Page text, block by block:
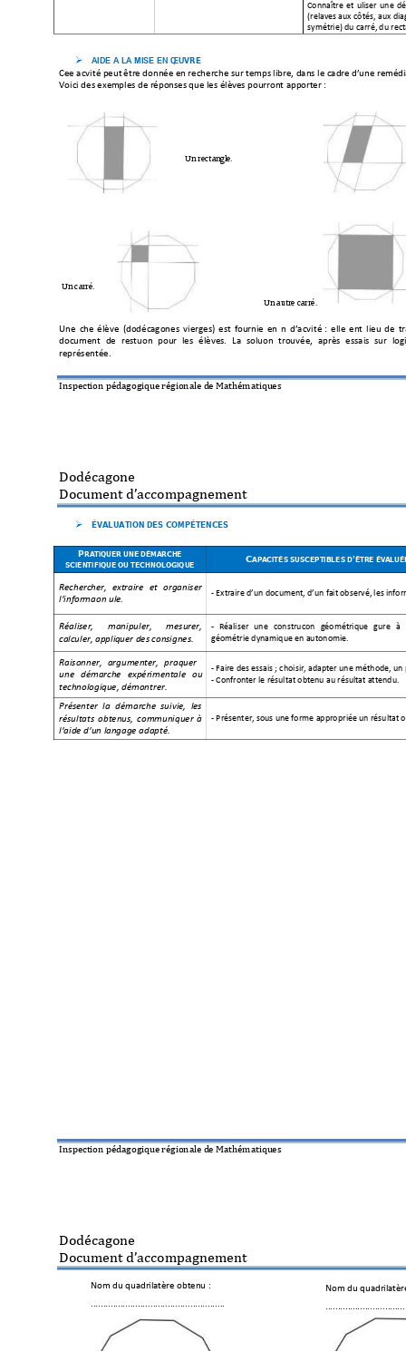
Inspection pédagogique régionale de Mathématiques
Connaître et utiliser une
(relatives aux côtés, aux
symétrie) du carré, du
 AIDE A LA MISE EN ŒUVRE
Cette activité peut être donnée en recherche sur temps libre, dans le cadre d’une re
Voici des exemples de réponses que les élèves pourront apporter :
Une fiche élève (dodécagones vierges) est fournie en fin d’activité : elle tient lieu de
document de restitution pour les élèves. La solution trouvée, après essais sur
représentée.
Un rectangle.
Un autre carré.
Un carré.
Dodécagone
Document d’accompagnement
Inspection pédagogique régionale de Mathématiques
 ÉVALUATION DES COMPÉTENCES
PRATIQUER UNE DÉMARCHE
SCIENTIFIQUE OU TECHNOLOGIQUE CAPACITÉS SUSCEPTIBLES D’ÊTRE ÉV
Rechercher, extraire et
organiser
l’information utile.
- Extraire d’un document, d’un fait observé, les
Réaliser, manipuler,
mesurer,
calculer, appliquer des consignes.
- Réaliser une construction géométrique figure à
géométrie dynamique en autonomie
Raisonner, argumenter,
pratiquer
une
démarche expérimentale
ou
technologique, démontrer.
- Faire des essais ; choi sir, adapter une méthode, un
- Confronter le résultat obtenu au résultat attendu.
Présenter la démarche suivie,
les
résultats obtenus, communiquer à
l’aide d’un langage adapté.
- Présenter, sous une forme appropriée un résultat
Dodécagone
Document d’accompagnement
Nom du quadrilatère obtenu : Nom du quadril